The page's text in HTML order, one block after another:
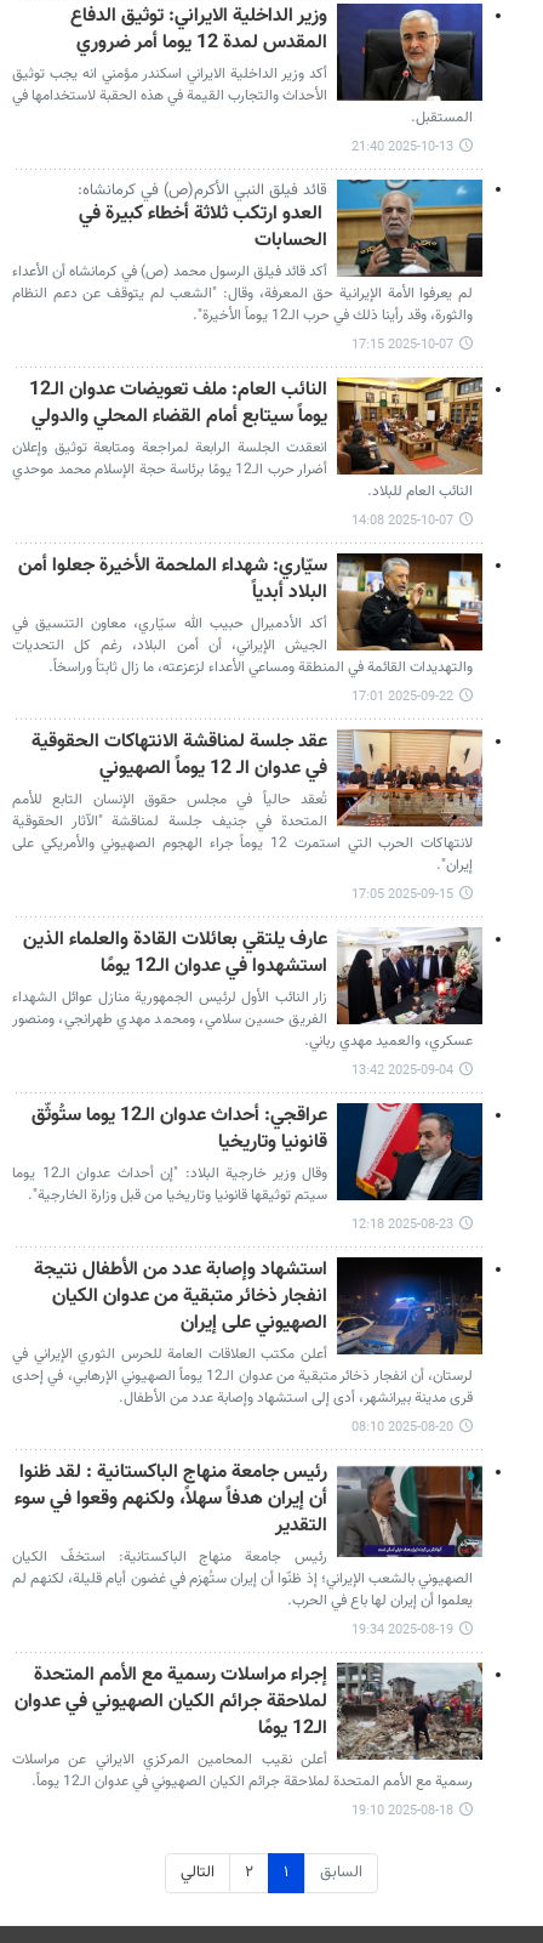
وزير الداخلية الايراني: توثيق الدفاع
المقدس لمدة 12 يوما أمر ضروري
أكد وزير الداخلية الايراني اسكندر مؤمني انه يجب توثيق
الأحداث والتجارب القيمة في هذه الحقبة لاستخدامها في
المستقبل.
2025-10-13 21:40
قائد فيلق النبي الأكرم(ص) في كرمانشاه:
العدو ارتكب ثلاثة أخطاء كبيرة في
الحسابات
أكد قائد فيلق الرسول محمد (ص) في كرمانشاه أن الأعداء
لم يعرفوا الأمة الإيرانية حق المعرفة، وقال: "الشعب لم يتوقف عن دعم النظام
والثورة، وقد رأينا ذلك في حرب الـ12 يوماً الأخيرة".
2025-10-07 17:15
النائب العام: ملف تعويضات عدوان الـ12
يوماً سيتابع أمام القضاء المحلي والدولي
انعقدت الجلسة الرابعة لمراجعة ومتابعة توثيق وإعلان
أضرار حرب الـ12 يومًا برئاسة حجة الإسلام محمد موحدي
النائب العام للبلاد.
2025-10-07 14:08
سيّاري: شهداء الملحمة الأخيرة جعلوا أمن
البلاد أبدياً
أكد الأدميرال حبيب الله سيّاري، معاون التنسيق في
الجيش الإيراني، أن أمن البلاد، رغم كل التحديات
والتهديدات القائمة في المنطقة ومساعي الأعداء لزعزعته، ما زال ثابتاً وراسخاً.
2025-09-22 17:01
عقد جلسة لمناقشة الانتهاكات الحقوقية
في عدوان الـ 12 يوماً الصهيوني
تُعقد حالياً في مجلس حقوق الإنسان التابع للأمم
المتحدة في جنيف جلسة لمناقشة "الآثار الحقوقية
لانتهاكات الحرب التي استمرت 12 يوماً جراء الهجوم الصهيوني والأمريكي على
إيران".
2025-09-15 17:05
عارف يلتقي بعائلات القادة والعلماء الذين
استشهدوا في عدوان الـ12 يومًا
زار النائب الأول لرئيس الجمهورية منازل عوائل الشهداء
الفريق حسين سلامي، ومحمد مهدي طهرانجي، ومنصور
عسكري، والعميد مهدي رباني.
2025-09-04 13:42
عراقجي: أحداث عدوان الـ12 يوما ستُوثّق
قانونيا وتاريخيا
وقال وزير خارجية البلاد: "إن أحداث عدوان الـ12 يوما
سيتم توثيقها قانونيا وتاريخيا من قبل وزارة الخارجية".
2025-08-23 12:18
استشهاد وإصابة عدد من الأطفال نتيجة
انفجار ذخائر متبقية من عدوان الكيان
الصهيوني على إيران
أعلن مكتب العلاقات العامة للحرس الثوري الإيراني في
لرستان، أن انفجار ذخائر متبقية من عدوان الـ12 يوماً الصهيوني الإرهابي، في إحدى
قرى مدينة بيرانشهر، أدى إلى استشهاد وإصابة عدد من الأطفال.
2025-08-20 08:10
رئيس جامعة منهاج الباكستانية : لقد ظنوا
أن إيران هدفاً سهلاً، ولكنهم وقعوا في سوء
التقدير
رئيس جامعة منهاج الباكستانية: استخفّ الكيان
الصهيوني بالشعب الإيراني؛ إذ ظنّوا أن إيران ستُهزم في غضون أيام قليلة، لكنهم لم
يعلموا أن إيران لها باع في الحرب.
2025-08-19 19:34
إجراء مراسلات رسمية مع الأمم المتحدة
لملاحقة جرائم الكيان الصهيوني في عدوان
الـ12 يومًا
أعلن نقيب المحامين المركزي الایراني عن مراسلات
رسمية مع الأمم المتحدة لملاحقة جرائم الكيان الصهيوني في عدوان الـ12 يوماً.
2025-08-18 19:10
السابق ١ ٢ التالي